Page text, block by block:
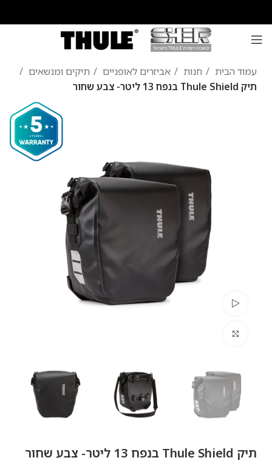
עמוד הבית חנות אביזרים לאופניים
תיקים ומנשאים
תיק Thule Shield בנפח 13 ליטר- צבע שחור
תיק Thule Shield בנפח 13 ליטר- צבע שחור